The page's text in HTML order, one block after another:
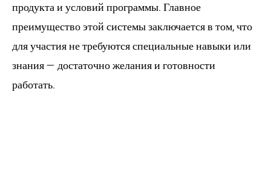
продукта и условий программы. Главное
преимущество этой системы заключается в том, что
для участия не требуются специальные навыки или
знания — достаточно желания и готовности
работать.